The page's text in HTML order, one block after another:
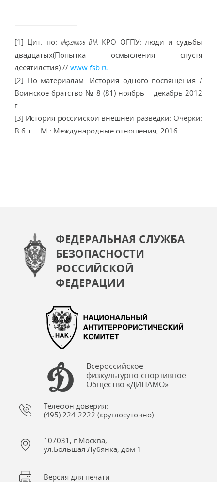
[1] Цит. по:Мерзляков В.М. КРО ОГПУ: люди и судьбы
двадцатых(Попытка осмысления спустя
десятилетия) // www.fsb.ru.
[2] По материалам: История одного посвящения /
Воинское братство № 8 (81) ноябрь – декабрь 2012
г.
[3] История российской внешней разведки: Очерки:
В 6 т. – М.: Международные отношения, 2016.
ФЕДЕРАЛЬНАЯ СЛУЖБА
БЕЗОПАСНОСТИ
РОССИЙСКОЙ
ФЕДЕРАЦИИ
Всероссийское
физкультурно-спортивное
Общество «ДИНАМО»
Телефон доверия:
(495) 224-2222 (круглосуточно)
107031, г.Москва,
ул.Большая Лубянка, дом 1
Версия для печати